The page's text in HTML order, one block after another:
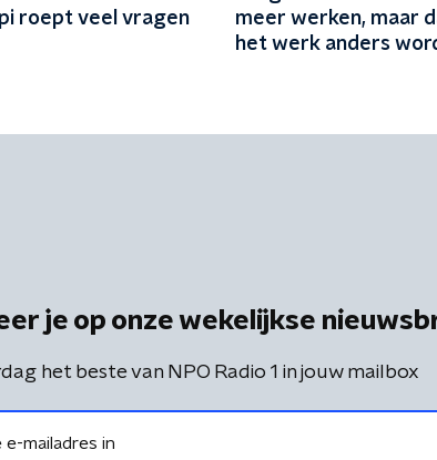
roept veel vragen
meer werken, maar
het werk anders
je op onze wekelijkse
het beste van NPO Radio 1 in jouw mailbox